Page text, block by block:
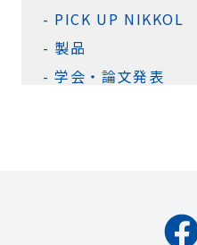
PICK UP NIKKOL
製品
学会・論文発表